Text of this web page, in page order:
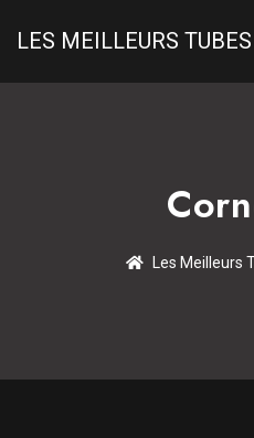
LES MEILLEURS TUBES
Les Meilleurs